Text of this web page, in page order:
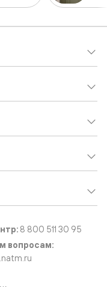
8 800 511 30 95
вопросам: